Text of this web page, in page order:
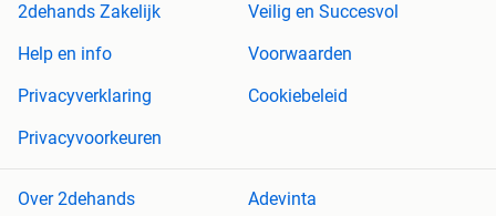
2dehands Zakelijk
Veilig en Succesvol
Help en info
Voorwaarden
Privacyverklaring
Cookiebeleid
Privacyvoorkeuren
Over 2dehands Adevinta